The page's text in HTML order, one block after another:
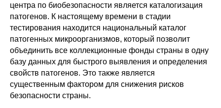
центра по биобезопасности является каталогизация
патогенов. К настоящему времени в стадии
тестирования находится национальный каталог
патогенных микроорганизмов, который позволит
объединить все коллекционные фонды страны в одну
базу данных для быстрого выявления и определения
свойств патогенов. Это также является
существенным фактором для снижения рисков
безопасности страны.